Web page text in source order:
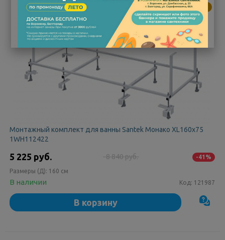
✔ЛУЧШАЯ ЦЕНА!
Монтажный комплект для ванны Santek Монако XL160x75
1WH112422
5 225 руб. 8 840 руб. -41%
Размеры (Д): 160 см
В наличии Код: 121987
В корзину